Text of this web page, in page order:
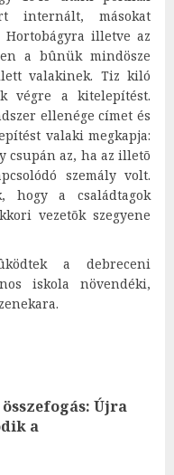
internált, másokat
illetve az
a bûnük mindösze
valakinek. Tiz kiló
végre a kitelepítést.
ellenége címet és
valaki megkapja:
csupán az, ha az illetõ
szemály volt.
hogy a családtagok
vezetõk szegyene
a debreceni
iskola növendéki,
Újra
a